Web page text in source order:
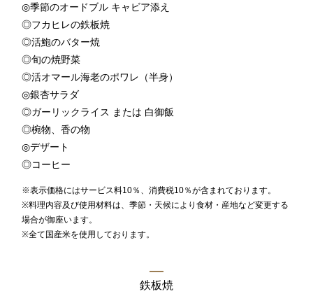
◎季節のオードブル キャビア添え
◎フカヒレの鉄板焼
◎活鮑のバター焼
◎旬の焼野菜
◎活オマール海老のポワレ（半身）
◎銀杏サラダ
◎ガーリックライス または 白御飯
◎椀物、香の物
◎デザート
◎コーヒー
※表示価格にはサービス料10％、消費税10％が含まれております。
※料理内容及び使用材料は、季節・天候により食材・産地など変更する
場合が御座います。
※全て国産米を使用しております。
鉄板焼
以下のレストランをご利用の場合はお問合せフォームからご
気軽にご相談下さい。